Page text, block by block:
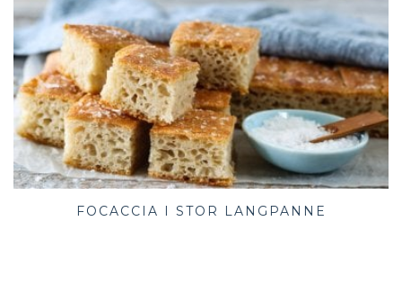
FOCACCIA I STOR LANGPANNE